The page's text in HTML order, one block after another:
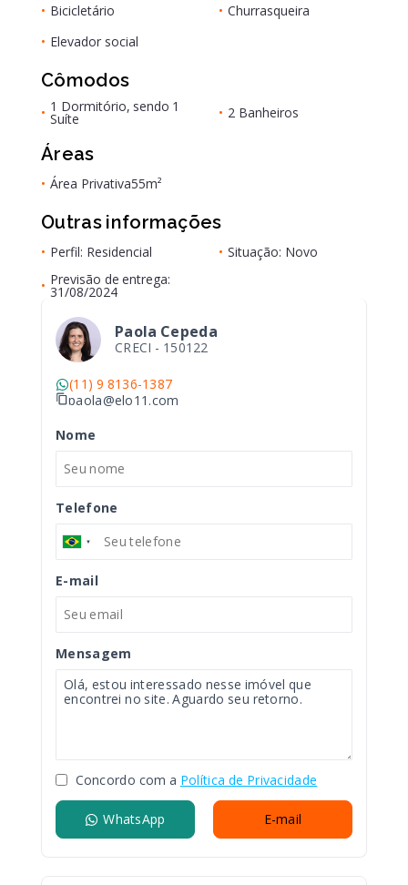
• Bicicletário • Churrasqueira
• Elevador social
Cômodos
• 1 Dormitório, sendo 1
Suíte • 2 Banheiros
Áreas
• Área Privativa55m²
Outras informações
• Perfil: Residencial • Situação: Novo
• Previsão de entrega:
31/08/2024
Paola Cepeda
CRECI - 150122
(11) 9 8136-1387
paola@elo11.com
Nome
Telefone
E-mail
Mensagem
Concordo com a Política de Privacidade
WhatsApp E-mail